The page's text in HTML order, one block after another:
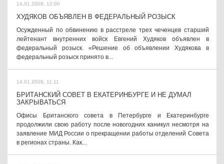
14.01.2008, 12:00
ХУДЯКОВ ОБЪЯВЛЕН В ФЕДЕРАЛЬНЫЙ РОЗЫСК
Осужденный по обвинению в расстреле трех чеченцев старший
лейтенант внутренних войск Евгений Худяков объявлен в
федеральный розыск. «Решение об объявлении Худякова в
федеральный розыск принято в...
14.01.2008, 11:11
БРИТАНСКИЙ СОВЕТ В ЕКАТЕРИНБУРГЕ И НЕ ДУМАЛ
ЗАКРЫВАТЬСЯ
Офисы Британского совета в Петербурге и Екатеринбурге
продолжили свою работу после новогодних каникул несмотря на
заявление МИД России о прекращении работы отделений Совета
в регионах страны. Как...